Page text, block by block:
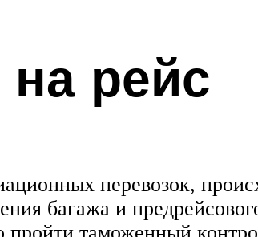
рейс
перевозок,
багажа и
таможенный